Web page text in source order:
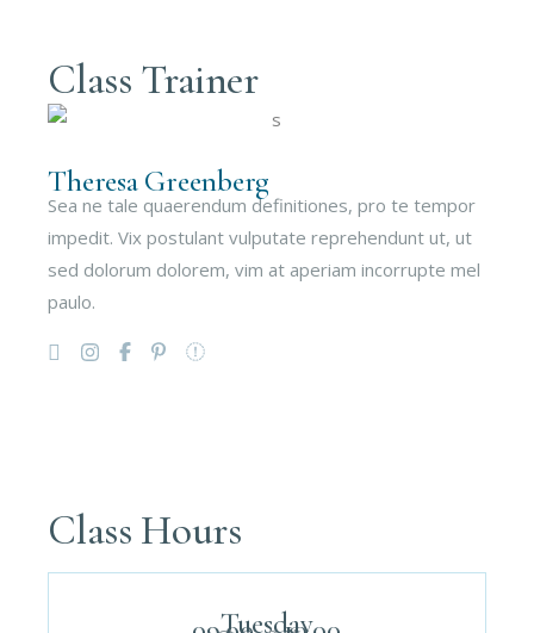
Class Trainer
Theresa Greenberg
Sea ne tale quaerendum definitiones, pro te tempor
impedit. Vix postulant vulputate reprehendunt ut, ut
sed dolorum dolorem, vim at aperiam incorrupte mel
paulo.
Class Hours
Tuesday